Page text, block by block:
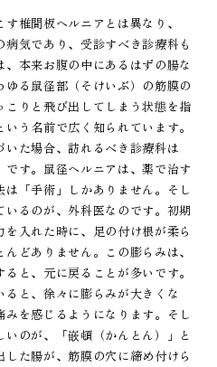
椎間板ヘルニアとは異なり、
病気であり、受診すべき診療科も
本来お腹の中にあるはずの腸な
ゆる鼠径部（そけいぶ）の筋膜の
りと飛び出してしまう状態を指
う名前で広く知られています。
いた場合、訪れるべき診療科は
です。鼠径ヘルニアは、薬で治す
「手術」しかありません。そし
るのが、外科医なのです。初期
入れた時に、足の付け根が柔ら
どありません。この膨らみは、
と、元に戻ることが多いです。
と、徐々に膨らみが大きくな
みを感じるようになります。そし
のが、「嵌頓（かんとん）」と
た腸が、筋膜の穴に締め付けら